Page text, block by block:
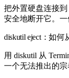
把外置硬盘连接
安全地断开它。一
diskutil eject：如何
用 diskutil 从
一个无法推出的宗